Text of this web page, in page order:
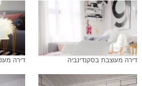
דירה מעוצבת בסקנדינביה דירה